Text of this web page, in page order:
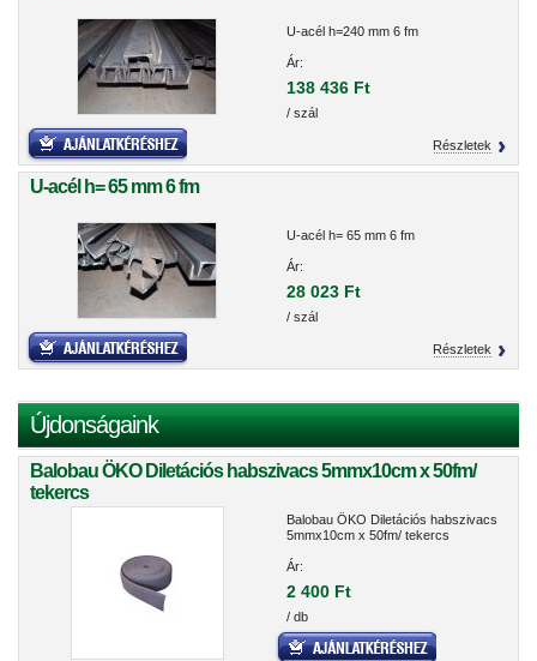
U-acél h=240 mm 6 fm
Ár:
138 436 Ft
/ szál
Részletek
U-acél h= 65 mm 6 fm
U-acél h= 65 mm 6 fm
Ár:
28 023 Ft
/ szál
Részletek
Újdonságaink
Balobau ÖKO Diletációs habszivacs 5mmx10cm x 50fm/
tekercs
Balobau ÖKO Diletációs habszivacs
5mmx10cm x 50fm/ tekercs
Ár:
2 400 Ft
/ db